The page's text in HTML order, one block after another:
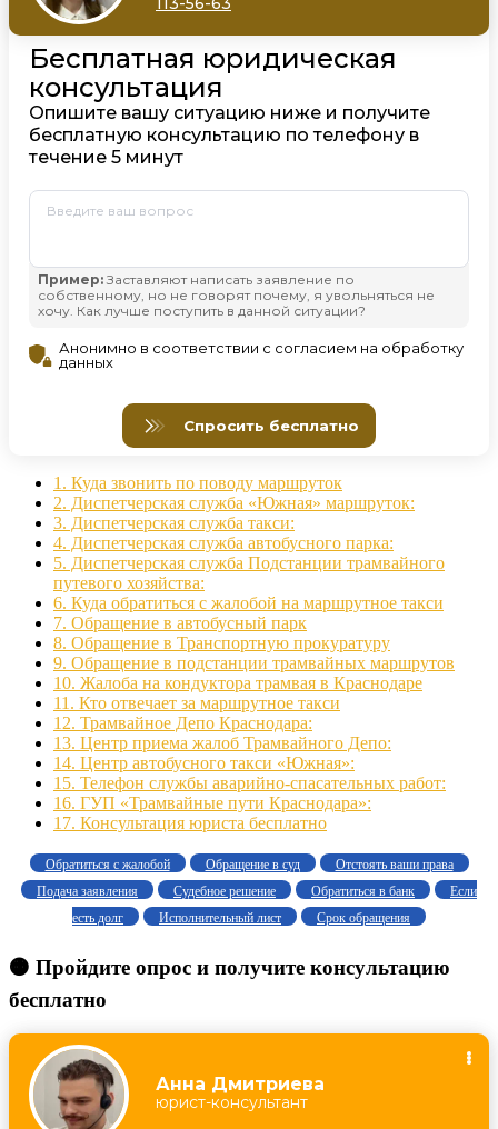
1. Куда звонить по поводу маршруток
2. Диспетчерская служба «Южная» маршруток:
3. Диспетчерская служба такси:
4. Диспетчерская служба автобусного парка:
5. Диспетчерская служба Подстанции трамвайного
путевого хозяйства:
6. Куда обратиться с жалобой на маршрутное такси
7. Обращение в автобусный парк
8. Обращение в Транспортную прокуратуру
9. Обращение в подстанции трамвайных маршрутов
10. Жалоба на кондуктора трамвая в Краснодаре
11. Кто отвечает за маршрутное такси
12. Трамвайное Депо Краснодара:
13. Центр приема жалоб Трамвайного Депо:
14. Центр автобусного такси «Южная»:
15. Телефон службы аварийно-спасательных работ:
16. ГУП «Трамвайные пути Краснодара»:
17. Консультация юриста бесплатно
Обратиться с жалобой Обращение в суд
Отстоять ваши права
Подача заявления
Судебное решение Обратиться в банк
Если
есть долг
Исполнительный лист Срок обращения
🟠 Пройдите опрос и получите консультацию
бесплатно